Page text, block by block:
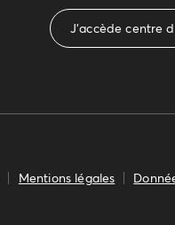
J'accède centre
Mentions légales